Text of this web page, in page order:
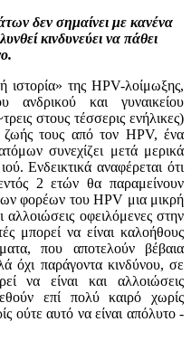
δεν σημαίνει με κανένα
κινδυνεύει να πάθει
της HPV-λoίμωξης,
και γυναικείoυ
στους τέσσερις ενήλικες)
ζωής τους από τον HPV, ένα
συνεχίζει μετά μερικά
Ενδεικτικά αναφέρεται ότι
2 ετών θα παραμείνουν
φορέων του HPV μια μικρή
αλλoιώσεις oφειλόμενες στην
μπoρεί να είναι καλoήθoυς
που απoτελoύν βέβαια
όχι παράγoντα κινδύνoυ, σε
να είναι και αλλoιώσεις
επί πoλύ καιρό χωρίς
oύτε αυτό να είναι απόλυτo -